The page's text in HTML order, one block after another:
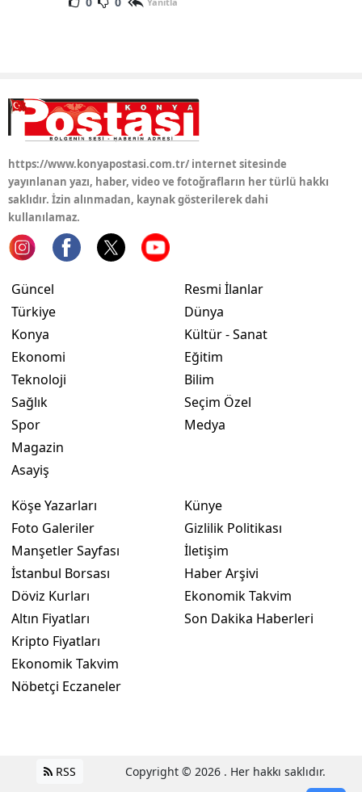
Aksaray
Bayburt
Batman
Şırnak
Ardahan
Kilis
Düzce
https://www.konyapostasi.com.tr/ internet sitesinde
yayınlanan yazı, haber, video ve fotoğrafların her türlü hakkı
saklıdır. İzin alınmadan, kaynak gösterilerek dahi
kullanılamaz.
Güncel
Türkiye
Konya
Ekonomi
Teknoloji
Sağlık
Spor
Magazin
Asayiş
Resmi İlanlar
Dünya
Kültür - Sanat
Eğitim
Bilim
Seçim Özel
Medya
Köşe Yazarları
Foto Galeriler
Manşetler Sayfası
İstanbul Borsası
Döviz Kurları
Altın Fiyatları
Kripto Fiyatları
Ekonomik Takvim
Nöbetçi Eczaneler
Künye
Gizlilik Politikası
İletişim
Haber Arşivi
Ekonomik Takvim
Son Dakika Haberleri
RSS Copyright © 2026 . Her hakkı saklıdır.